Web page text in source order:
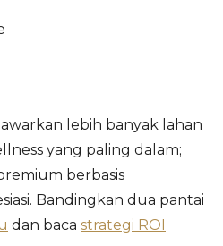
lebih banyak lahan
yang paling dalam;
berbasis
Bandingkan dua pantai
dan baca strategi ROI